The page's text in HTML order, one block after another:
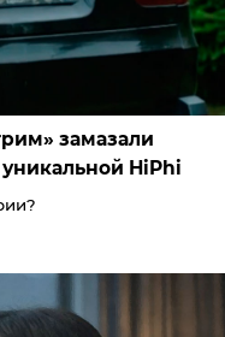
замазали
HiPhi